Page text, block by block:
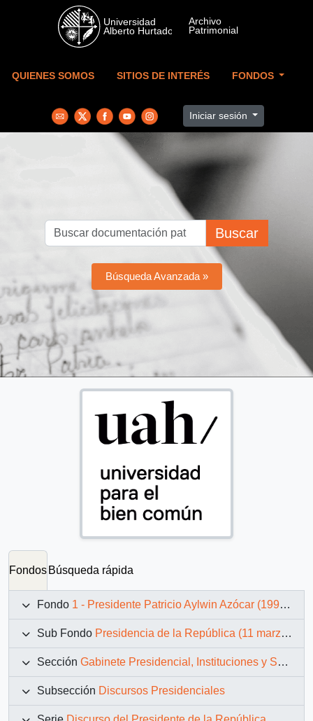
Skip to main content
QUIENES SOMOS SITIOS DE INTERÉS FONDOS
Iniciar sesión
Buscar
Búsqueda Avanzada »
Fondos Búsqueda rápida
Fondo 1 - Presidente Patricio Aylwin Azócar (1990-1994)
Sub Fondo Presidencia de la República (11 marzo 1990 – 11 marzo 1994)
Sección Gabinete Presidencial, Instituciones y Servicios
Subsección Discursos Presidenciales